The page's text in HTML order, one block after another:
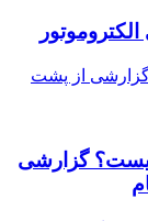
گزارشی از پشت
چیست؟ گزارشی